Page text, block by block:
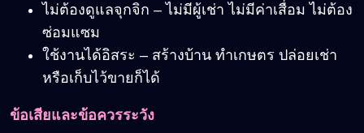
ไม่ต้องดูแลจุกจิก – ไม่มีผู้เช่า ไม่มีค่าเสื่อม ไม่ต้อง
ซ่อมแซม
ใช้งานได้อิสระ – สร้างบ้าน ทำเกษตร ปล่อยเช่า
หรือเก็บไว้ขายก็ได้
ข้อเสียและข้อควรระวัง